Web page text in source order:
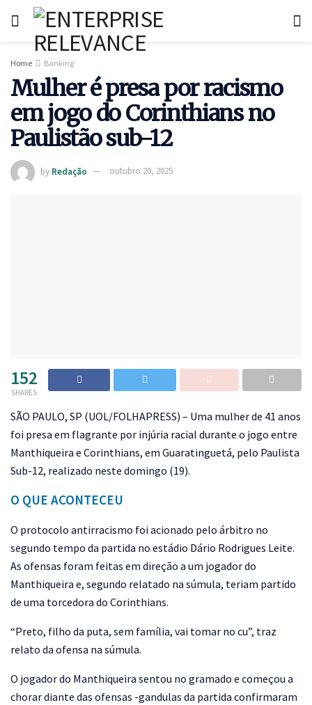
Home Banking
Mulher é presa por racismo
em jogo do Corinthians no
Paulistão sub-12
by Redação outubro 20, 2025
152
SHARES
SÃO PAULO, SP (UOL/FOLHAPRESS) – Uma mulher de 41 anos
foi presa em flagrante por injúria racial durante o jogo entre
Manthiqueira e Corinthians, em Guaratinguetá, pelo Paulista
Sub-12, realizado neste domingo (19).
O QUE ACONTECEU
O protocolo antirracismo foi acionado pelo árbitro no
segundo tempo da partida no estádio Dário Rodrigues Leite.
As ofensas foram feitas em direção a um jogador do
Manthiqueira e, segundo relatado na súmula, teriam partido
de uma torcedora do Corinthians.
“Preto, filho da puta, sem família, vai tomar no cu”, traz
relato da ofensa na súmula.
O jogador do Manthiqueira sentou no gramado e começou a
chorar diante das ofensas -gandulas da partida confirmaram